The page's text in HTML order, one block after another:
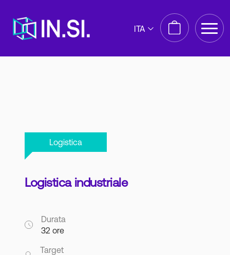
Logistica
Logistica industriale
Durata
32 ore
Target
ITA